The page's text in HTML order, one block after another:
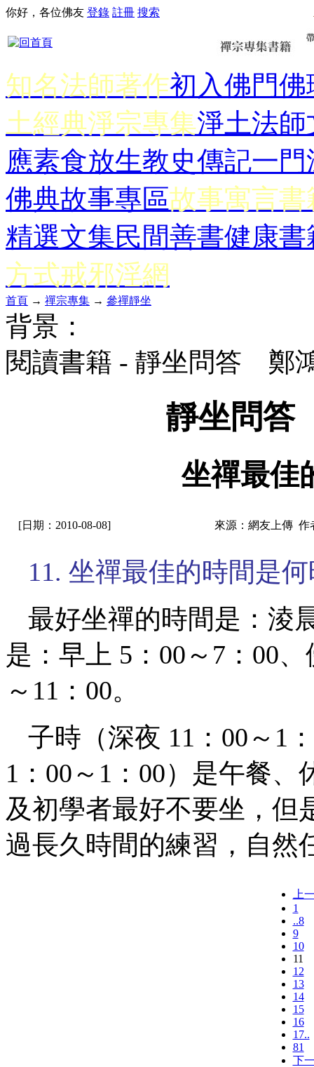
你好，各位佛友 登錄 註冊 搜索
知名法師著作初入佛門佛
土經典淨宗專集淨土法師
應素食放生教史傳記一門
佛典故事專區故事寓言書
精選文集民間善書健康書
方式戒邪淫網
首頁 → 禪宗專集 → 參禪靜坐
背景：
閱讀書籍 - 靜坐問答 鄭
靜坐問
坐禪最佳
[日期：2010-08-08] 來源：網友上傳 作
11. 坐禪最佳的時間是
最好坐禪的時間是：淩
是：早上 5：00～7：00
～11：00。
子時（深夜 11：00～1
1：00～1：00）是午餐
及初學者最好不要坐，但
過長久時間的練習，自然
上
1
..8
9
10
11
12
13
14
15
16
17..
81
下